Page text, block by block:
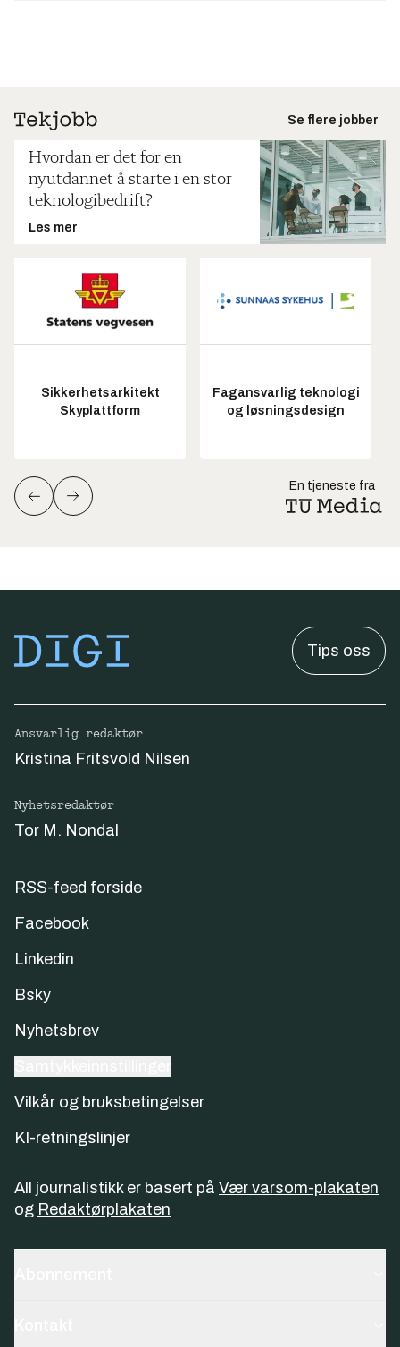
Se flere jobber
Hvordan er det for en
nyutdannet å starte i en stor
teknologibedrift?
Les mer
Sikkerhetsarkitekt
Skyplattform
Fagansvarlig teknologi
og løsningsdesign
En tjeneste fra
Tips oss
Ansvarlig redaktør
Kristina Fritsvold Nilsen
Nyhetsredaktør
Tor M. Nondal
RSS-feed forside
Facebook
Linkedin
Bsky
Nyhetsbrev
Vilkår og bruksbetingelser
KI-retningslinjer
All journalistikk er basert på Vær varsom-plakaten
og Redaktørplakaten